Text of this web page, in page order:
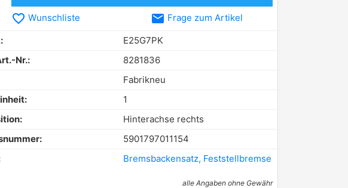
favorite_border Wunschliste email Frage zum Artikel
E25G7PK
Nr.:
8281836
Fabrikneu
1
Hinterachse rechts
5901797011154
Bremsbackensatz, Feststellbremse
alle Angaben ohne Gewähr